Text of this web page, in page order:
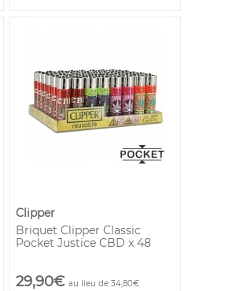
Clipper
Briquet Clipper Classic
Pocket Justice CBD x 48
29,90€ au lieu de 34,80€